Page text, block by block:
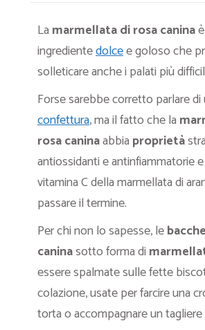
La marmellata di rosa canina
ingredientedolcee goloso che
solleticare anche i palati più
Forse sarebbe corretto parlare di
confettura, ma il fatto che la
rosa caninaabbia proprietà
antiossidanti e antinfiammatorie
vitamina C della marmellata di
passare il termine.
Per chi non lo sapesse, le
caninasotto forma di
essere spalmate sulle fette
colazione, usate per farcire una
torta o accompagnare un